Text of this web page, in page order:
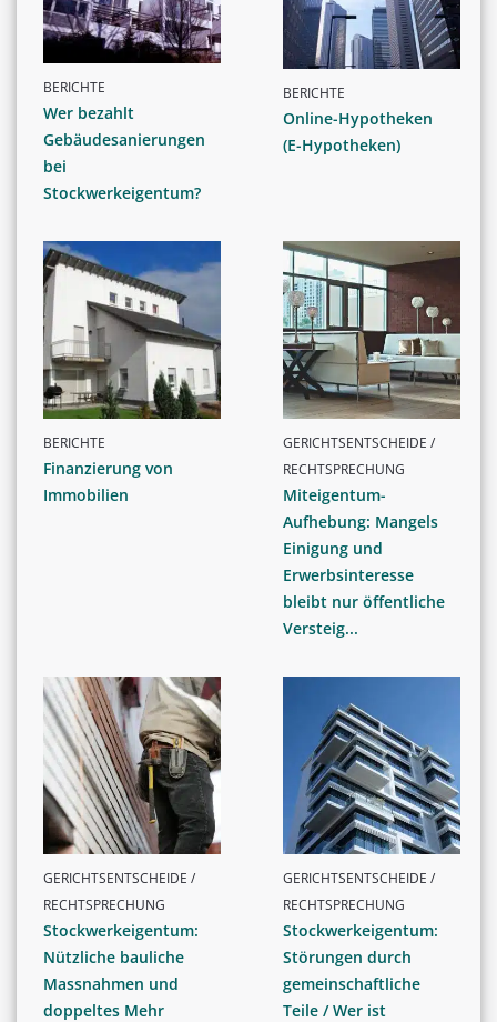
BERICHTE
Wer bezahlt
Gebäudesanierungen
bei
Stockwerkeigentum?
BERICHTE
Online-Hypotheken
(E-Hypotheken)
BERICHTE
Finanzierung von
Immobilien
GERICHTSENTSCHEIDE /
RECHTSPRECHUNG
Miteigentum-
Aufhebung: Mangels
Einigung und
Erwerbsinteresse
bleibt nur öffentliche
Versteig...
GERICHTSENTSCHEIDE /
RECHTSPRECHUNG
Stockwerkeigentum:
Nützliche bauliche
Massnahmen und
doppeltes Mehr
GERICHTSENTSCHEIDE /
RECHTSPRECHUNG
Stockwerkeigentum:
Störungen durch
gemeinschaftliche
Teile / Wer ist